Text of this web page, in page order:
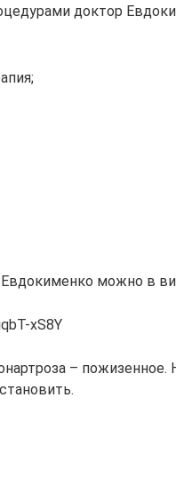
доктор
можно в
xS8Y
– пожизенное.